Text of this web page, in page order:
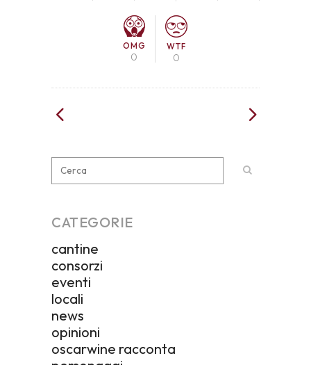
OMG
0
WTF
0
CATEGORIE
cantine
consorzi
eventi
locali
news
opinioni
oscarwine racconta